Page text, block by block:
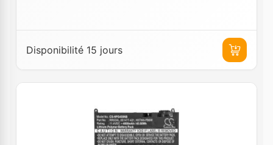
Disponibilité 15 jours